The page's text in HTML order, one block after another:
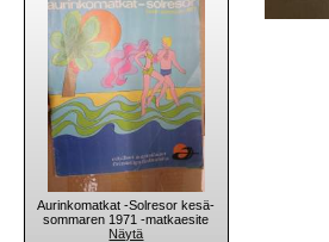
Aurinkomatkat -Solresor kesä-
sommaren 1971 -matkaesite
Näytä